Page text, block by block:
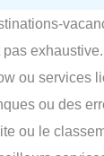
pas
ou services
ou des
ou le